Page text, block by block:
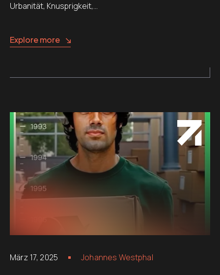
Urbanität, Knusprigkeit,…
Explore more
März 17, 2025 Johannes Westphal